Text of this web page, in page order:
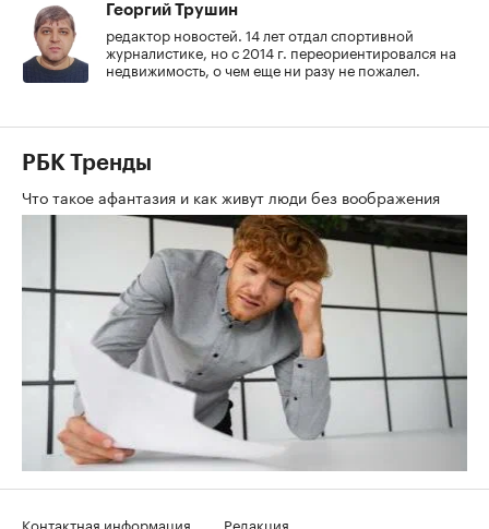
Георгий Трушин
редактор новостей. 14 лет отдал спортивной
журналистике, но с 2014 г. переориентировался на
недвижимость, о чем еще ни разу не пожалел.
РБК Тренды
Что такое афантазия и как живут люди без воображения
Контактная информация
Редакция